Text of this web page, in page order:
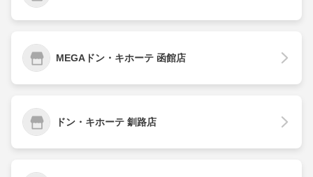
MEGAドン・キホーテ 函館店
ドン・キホーテ 釧路店